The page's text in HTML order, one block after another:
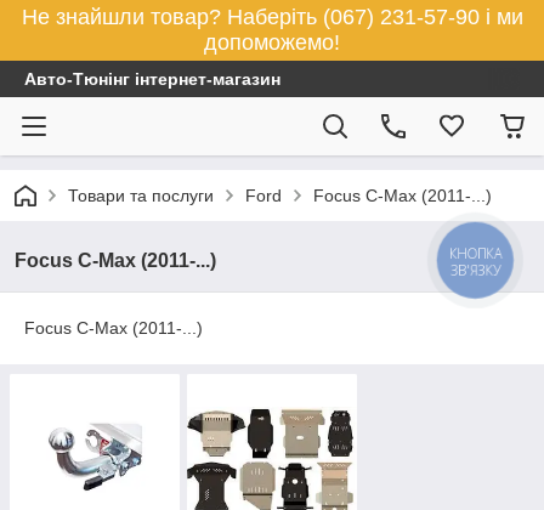
Не знайшли товар? Наберіть (067) 231-57-90 і ми
допоможемо!
Авто-Тюнінг інтернет-магазин
Товари та послуги Ford Focus C-Max (2011-...)
Focus C-Max (2011-...)
Focus C-Max (2011-...)
КНОПКА
ЗВ'ЯЗКУ